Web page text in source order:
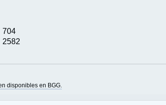
704
2582
disponibles en BGG.